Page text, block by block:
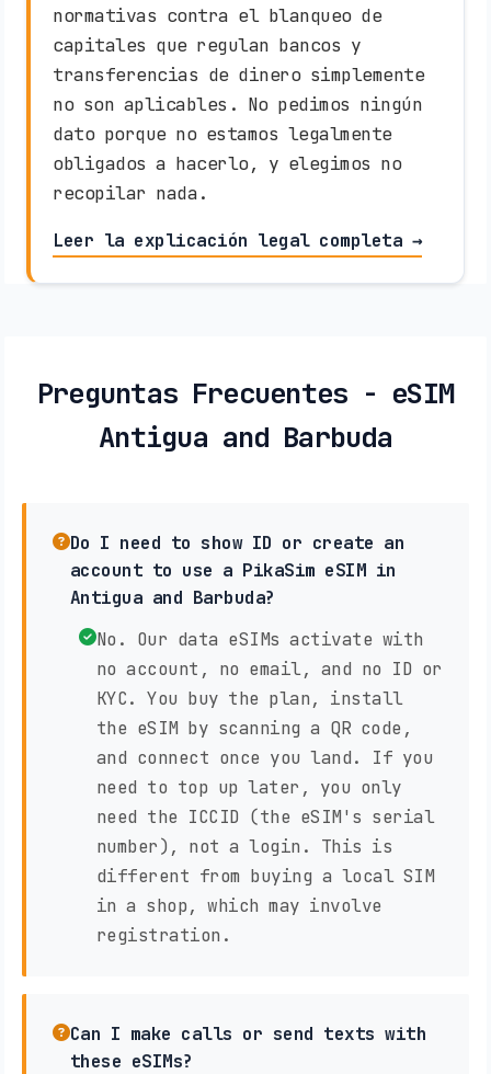
normativas contra el blanqueo de
capitales que regulan bancos y
transferencias de dinero simplemente
no son aplicables. No pedimos ningún
dato porque no estamos legalmente
obligados a hacerlo, y elegimos no
recopilar nada.
Leer la explicación legal completa →
Preguntas Frecuentes - eSIM
Antigua and Barbuda
Do I need to show ID or create an
account to use a PikaSim eSIM in
Antigua and Barbuda?
No. Our data eSIMs activate with
no account, no email, and no ID or
KYC. You buy the plan, install
the eSIM by scanning a QR code,
and connect once you land. If you
need to top up later, you only
need the ICCID (the eSIM's serial
number), not a login. This is
different from buying a local SIM
in a shop, which may involve
registration.
Can I make calls or send texts with
these eSIMs?